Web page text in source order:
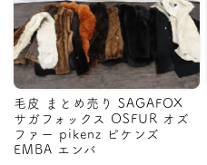
毛皮 まとめ売り SAGAFOX
サガフォックス OSFUR オズ
ファー pikenz ピケンズ
EMBA エンバ